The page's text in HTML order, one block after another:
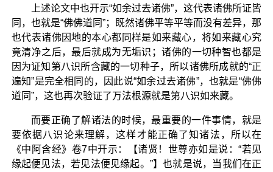
上述论文中也开示“如余过去诸佛”，这代表诸佛所证皆
同，也就是“佛佛道同”；既然诸佛平等平等而没有差异，那
也代表诸佛因地的本心都同样是如来藏心，将如来藏心究
竟清净之后，最后就成为无垢识；诸佛的一切种智也都是
因为证知第八识所含藏的一切种子，所以诸佛所成就的“正
遍知”是完全相同的，因此说“如余过去诸佛”，也就是“佛佛
道同”，这也再次验证了万法根源就是第八识如来藏。
而要正确了解诸法的时候，最重要的一件事情，就是
要依据八识论来理解，这样才能正确了知诸法，所以在
《中阿含经》卷7中开示：【诸贤！世尊亦如是说：“若见
缘起便见法，若见法便见缘起。”】也就是说，当我们在正